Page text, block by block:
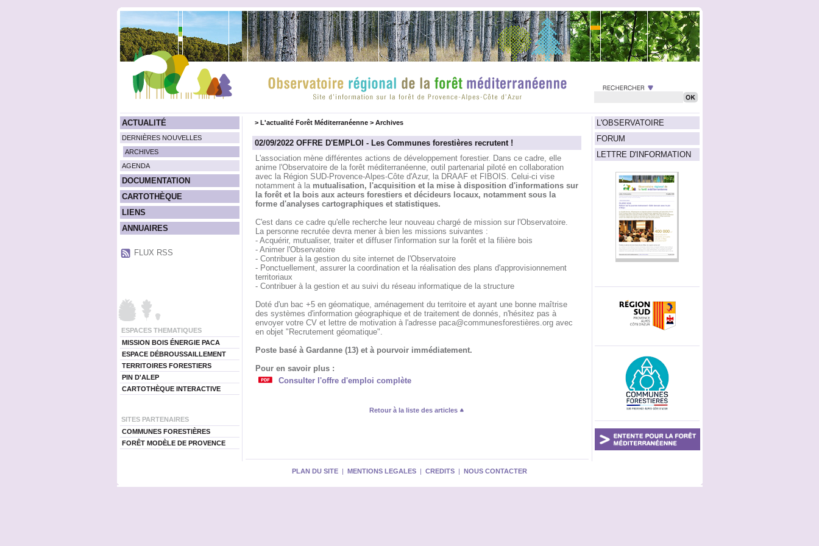
ACTUALITÉ
DERNIÈRES NOUVELLES
ARCHIVES
AGENDA
DOCUMENTATION
CARTOTHÈQUE
LIENS
ANNUAIRES
FLUX RSS
ESPACES THEMATIQUES
MISSION BOIS ÉNERGIE PACA
ESPACE DÉBROUSSAILLEMENT
TERRITOIRES FORESTIERS
PIN D'ALEP
CARTOTHÈQUE INTERACTIVE
SITES PARTENAIRES
COMMUNES FORESTIÈRES
FORÊT MODÈLE DE PROVENCE
L'OBSERVATOIRE
FORUM
LETTRE D'INFORMATION
> L'actualité Forêt Méditerranéenne> Archives
02/09/2022 OFFRE D'EMPLOI - Les Communes forestières recrutent !
L'association mène différentes actions de développement forestier. Dans ce cadre, elle
anime l'Observatoire de la forêt méditerranéenne, outil partenarial piloté en collaboration
avec la Région SUD-Provence-Alpes-Côte d'Azur, la DRAAF et FIBOIS. Celui-ci vise
notamment à la mutualisation, l'acquisition et la mise à disposition d'informations sur
la forêt et la bois aux acteurs forestiers et décideurs locaux, notamment sous la
forme d'analyses cartographiques et statistiques.
C'est dans ce cadre qu'elle recherche leur nouveau chargé de mission sur l'Observatoire.
La personne recrutée devra mener à bien les missions suivantes :
- Acquérir, mutualiser, traiter et diffuser l'information sur la forêt et la filière bois
- Animer l'Observatoire
- Contribuer à la gestion du site internet de l'Observatoire
- Ponctuellement, assurer la coordination et la réalisation des plans d'approvisionnement
territoriaux
- Contribuer à la gestion et au suivi du réseau informatique de la structure
Doté d'un bac +5 en géomatique, aménagement du territoire et ayant une bonne maîtrise
des systèmes d'information géographique et de traitement de donnés, n'hésitez pas à
envoyer votre CV et lettre de motivation à l'adresse paca@communesforestières.org avec
en objet "Recrutement géomatique".
Poste basé à Gardanne (13) et à pourvoir immédiatement.
Pour en savoir plus :
Consulter l'offre d'emploi complète
Retour à la liste des articles
PLAN DU SITE | MENTIONS LEGALES | CREDITS | NOUS CONTACTER